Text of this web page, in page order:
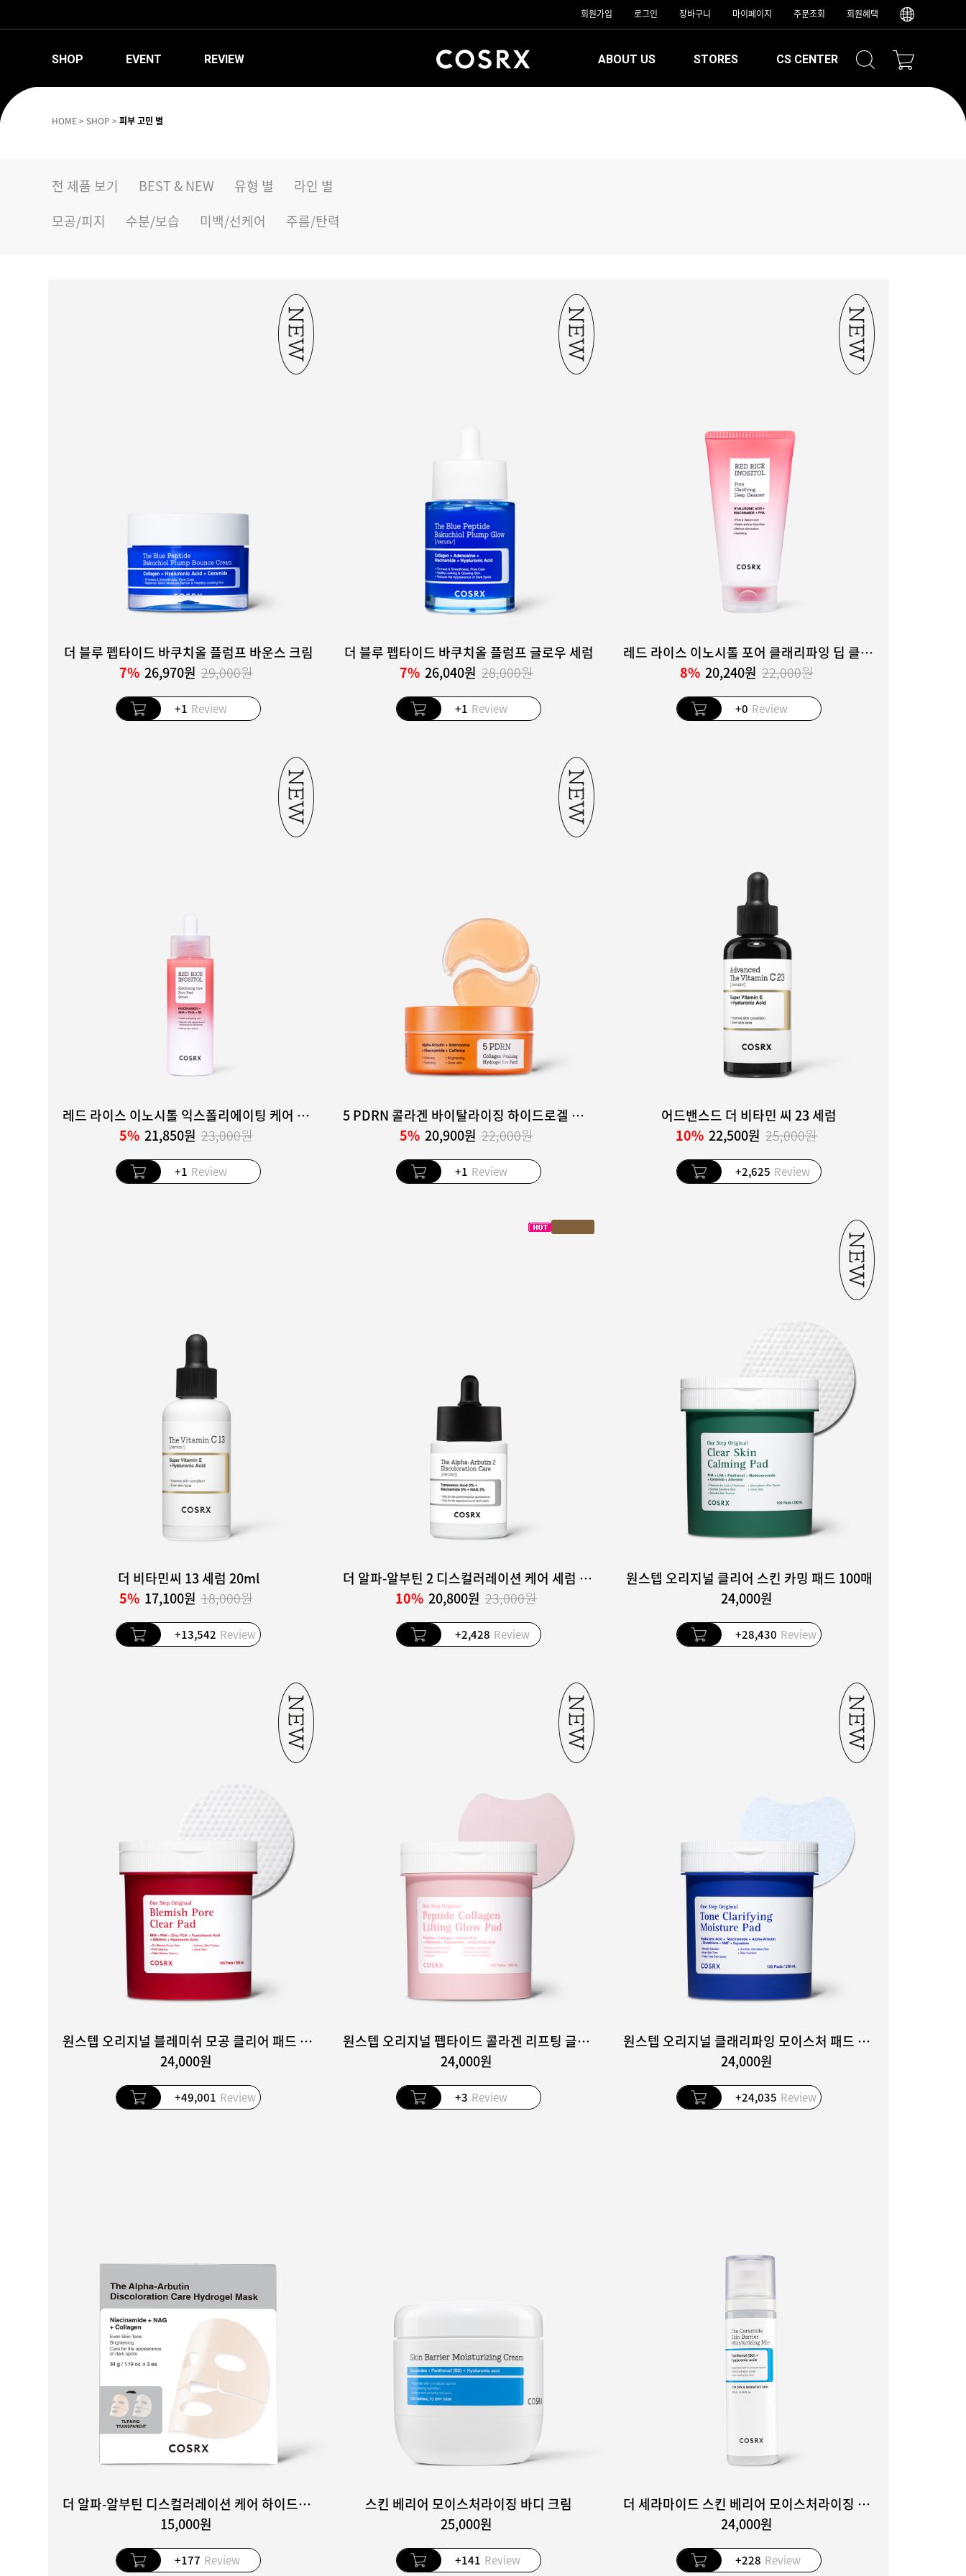
회원가입 로그인 장바구니 마이페이지 주문조회 회원혜택
SHOP EVENT REVIEW ABOUT US STORES CS CENTER
HOME> SHOP > 피부 고민 별
전 제품 보기 BEST & NEW 유형 별
라인 별
모공/피지
수분/보습 미백/선케어 주름/탄력
더 블루 펩타이드 바쿠치올 플럼프 바운스 크림
7% 26,970원 29,000원
+1 Review
더 블루 펩타이드 바쿠치올 플럼프 글로우 세럼
7% 26,040원 28,000원
+1 Review
레드 라이스 이노시톨 포어 클래리파잉 딥 클렌저
8% 20,240원 22,000원
+0 Review
레드 라이스 이노시톨 익스폴리에이팅 케어 포어 필 세럼
5% 21,850원 23,000원
+1 Review
5 PDRN 콜라겐 바이탈라이징 하이드로겔 아이 패치
5% 20,900원 22,000원
+1 Review
어드밴스드 더 비타민 씨 23 세럼
10% 22,500원 25,000원
+2,625 Review
더 비타민씨 13 세럼 20ml
5% 17,100원 18,000원
+13,542 Review
더 알파-알부틴 2 디스컬러레이션 케어 세럼 50ml
10% 20,800원 23,000원
+2,428 Review
원스텝 오리지널 클리어 스킨 카밍 패드 100매
24,000원
+28,430 Review
원스텝 오리지널 블레미쉬 모공 클리어 패드 100매
24,000원
+49,001 Review
원스텝 오리지널 펩타이드 콜라겐 리프팅 글로우 패드 100매
24,000원
+3 Review
원스텝 오리지널 클래리파잉 모이스처 패드 100매
24,000원
+24,035 Review
더 알파-알부틴 디스컬러레이션 케어 하이드로겔 마스크 3매입
15,000원
+177 Review
스킨 베리어 모이스처라이징 바디 크림
25,000원
+141 Review
더 세라마이드 스킨 베리어 모이스처라이징 미스트
24,000원
+228 Review